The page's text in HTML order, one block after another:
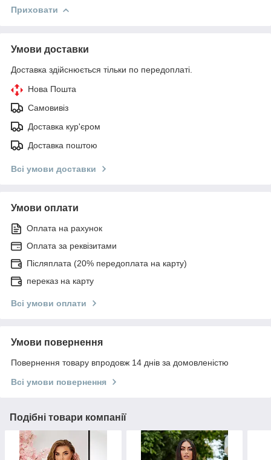
Приховати
Умови доставки
Доставка здійснюється тільки по передоплаті.
Нова Пошта
Самовивіз
Доставка кур'єром
Доставка поштою
Всі умови доставки
Умови оплати
Оплата на рахунок
Оплата за реквізитами
Післяплата (20% передоплата на карту)
переказ на карту
Всі умови оплати
Умови повернення
Повернення товару впродовж 14 днів за домовленістю
Всі умови повернення
Подібні товари компанії